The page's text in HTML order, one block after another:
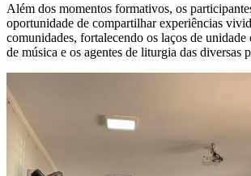
Além dos momentos formativos, os
oportunidade de compartilhar experiências
comunidades, fortalecendo os laços de unidade
de música e os agentes de liturgia das diversas